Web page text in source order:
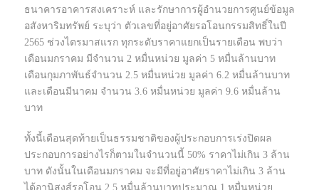
ธนาคารอาคารสงเคราะห์ และรักษาการผู้อำนวยการศูนย์ข้อมูล
อสังหาริมทรัพย์ ระบุว่า ตัวเลขที่อยู่อาศัยรอโอนกรรมสิทธิ์ในปี
2565 ช่วงไตรมาสแรก ทุกระดับราคาแยกเป็นรายเดือน พบว่า
เดือนมกราคม มีจำนวน 2 หมื่นหน่วย มูลค่า 5 หมื่นล้านบาท
เดือนกุมภาพันธ์จำนวน 2.5 หมื่นหน่วย มูลค่า 6.2 หมื่นล้านบาท
และเดือนมีนาคม จำนวน 3.6 หมื่นหน่วย มูลค่า 9.6 หมื่นล้าน
บาท
ทั้งนี้เดือนสุดท้ายเป็นธรรมชาติของผู้ประกอบการเร่งปิดผล
ประกอบการอย่างไรก็ตามในจำนวนนี้ 50% ราคาไม่เกิน 3 ล้าน
บาท ดังนั้นในเดือนมกราคม จะมีที่อยู่อาศัยราคาไม่เกิน 3 ล้าน
ได้อานิสงส์รอโอน 2.5 หมื่นล้านบาทประมาณ 1 หมื่นหน่วย